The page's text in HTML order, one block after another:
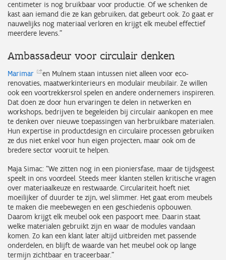
centimeter is nog bruikbaar voor productie. Of we schenken de
kast aan iemand die ze kan gebruiken, dat gebeurt ook. Zo gaat er
nauwelijks nog materiaal verloren en krijgt elk meubel effectief
meerdere levens.”
Ambassadeur voor circulair denken
Marimar
en Mulnem staan intussen niet alleen voor eco-
renovaties, maatwerkinterieurs en modulair meubilair. Ze willen
ook een voortrekkersrol spelen en andere ondernemers inspireren.
Dat doen ze door hun ervaringen te delen in netwerken en
workshops, bedrijven te begeleiden bij circulair aankopen en mee
te denken over nieuwe toepassingen van herbruikbare materialen.
Hun expertise in productdesign en circulaire processen gebruiken
ze dus niet enkel voor hun eigen projecten, maar ook om de
bredere sector vooruit te helpen.
Maja Simac: “We zitten nog in een pioniersfase, maar de tijdsgeest
speelt in ons voordeel. Steeds meer klanten stellen kritische vragen
over materiaalkeuze en restwaarde. Circulariteit hoeft niet
moeilijker of duurder te zijn, wel slimmer. Het gaat erom meubels
te maken die meebewegen en een geschiedenis opbouwen.
Daarom krijgt elk meubel ook een paspoort mee. Daarin staat
welke materialen gebruikt zijn en waar de modules vandaan
komen. Zo kan een klant later altijd uitbreiden met passende
onderdelen, en blijft de waarde van het meubel ook op lange
termijn zichtbaar en traceerbaar.”